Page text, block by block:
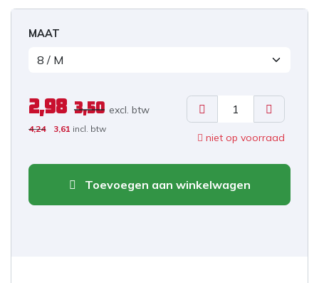
MAAT
2,98 3,50 excl. btw
4,24 3,61 incl. btw
niet op voorraad
Toevoegen aan winkelwagen